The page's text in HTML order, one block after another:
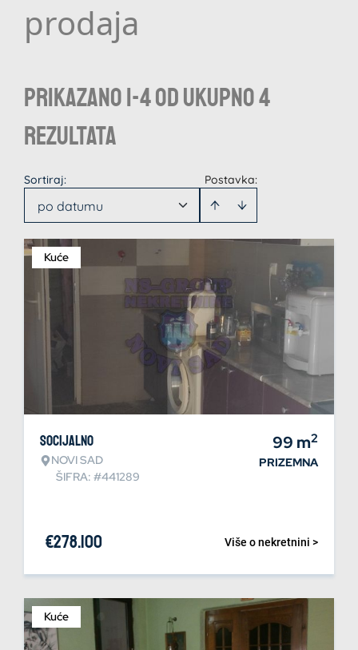
prodaja
Prikazano 1-4 od ukupno 4
rezultata
Postavka:
Sortiraj:
po datumu
Kuće
Socijalno
NOVI SAD
ŠIFRA: #441289
99 m2
PRIZEMNA
Više o nekretnini >
€278.100
Kuće